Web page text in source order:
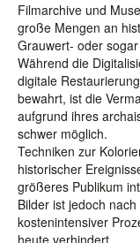
Filmarchive und
große Mengen an
Grauwert- oder
Während die
digitale
bewahrt, ist die
aufgrund ihres
schwer möglich.
Techniken zur
historischer
größeres Publikum
Bilder ist jedoch
kostenintensiver
heute verhindert.